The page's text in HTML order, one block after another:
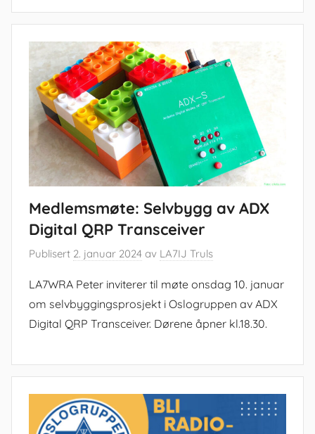
Medlemsmøte: Selvbygg av ADX
Digital QRP Transceiver
Publisert 2. januar 2024 av LA7IJ Truls
LA7WRA Peter inviterer til møte onsdag 10. januar
om selvbyggingsprosjekt i Oslogruppen av ADX
Digital QRP Transceiver. Dørene åpner kl.18.30.